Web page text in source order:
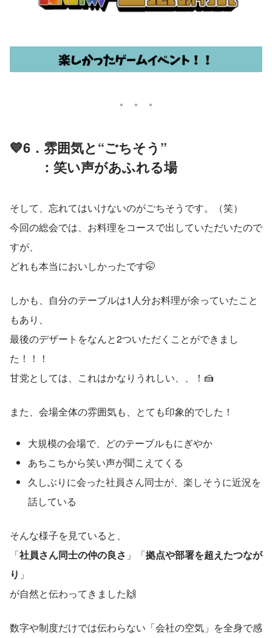
💙6．雰囲気と“ごちそう”
：笑い声があふれる場
そして、忘れてはいけないのがごちそうです。（笑）
今回の総会では、お料理をコースで出していただいたので
すが、
どれも本当においしかったです🤭
しかも、自分のテーブルは1人分お料理が余っていたこと
もあり、
最後のデザートをなんと2ついただくことができまし
た！！！
甘党としては、これはかなりうれしい、、！🍰
また、会場全体の雰囲気も、とても印象的でした！
大規模の会場で、どのテーブルもにぎやか
あちこちから笑い声が聞こえてくる
久しぶりに会った社員さん同士が、楽しそうに近況を
話している
そんな様子を見ていると、
「社員さん同士の仲の良さ 」「拠点や部署を超えたつなが
り 」
が自然と伝わってきました🙌
数字や制度だけでは伝わらない「会社の空気」を全身で感